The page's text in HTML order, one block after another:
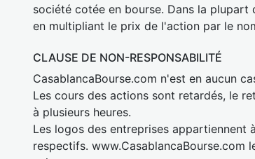
société cotée en bourse. Dans la
en multipliant le prix de l'action par le
CLAUSE DE NON-RESPONSABILITÉ
CasablancaBourse.com n'est en aucun
Les cours des actions sont retardés, le
à plusieurs heures.
Les logos des entreprises appartiennent
respectifs. www.CasablancaBourse.com